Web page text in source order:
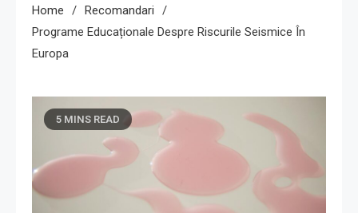
Home
Recomandari
Programe Educaționale Despre Riscurile Seismice În
Europa
5 MINS READ